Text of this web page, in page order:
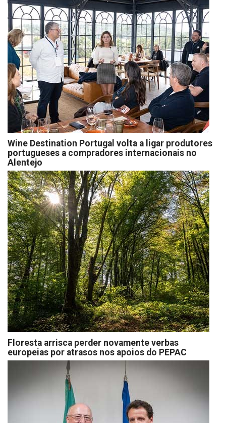
Wine Destination Portugal volta a ligar produtores
portugueses a compradores internacionais no
Alentejo
Floresta arrisca perder novamente verbas
europeias por atrasos nos apoios do PEPAC